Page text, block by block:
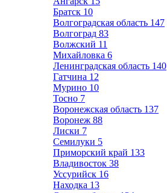
Братск 10
Волгоградская область 147
Волгоград 83
Волжский 11
Михайловка 6
Ленинградская область 140
Гатчина 12
Мурино 10
Тосно 7
Воронежская область 137
Воронеж 88
Лиски 7
Семилуки 5
Приморский край 133
Владивосток 38
Уссурийск 16
Находка 13